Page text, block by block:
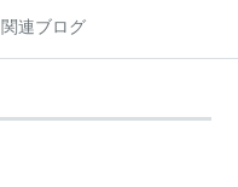
関連ブログ